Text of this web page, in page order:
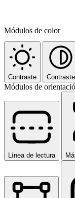
Módulos de color
Contraste Contraste
Módulos de
Línea de lectura